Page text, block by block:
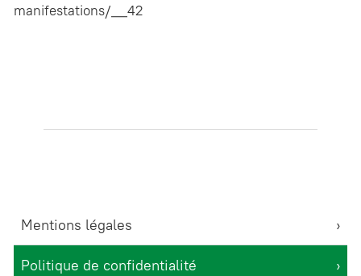
Mentions légales
Politique de confidentialité
manifestations/__42